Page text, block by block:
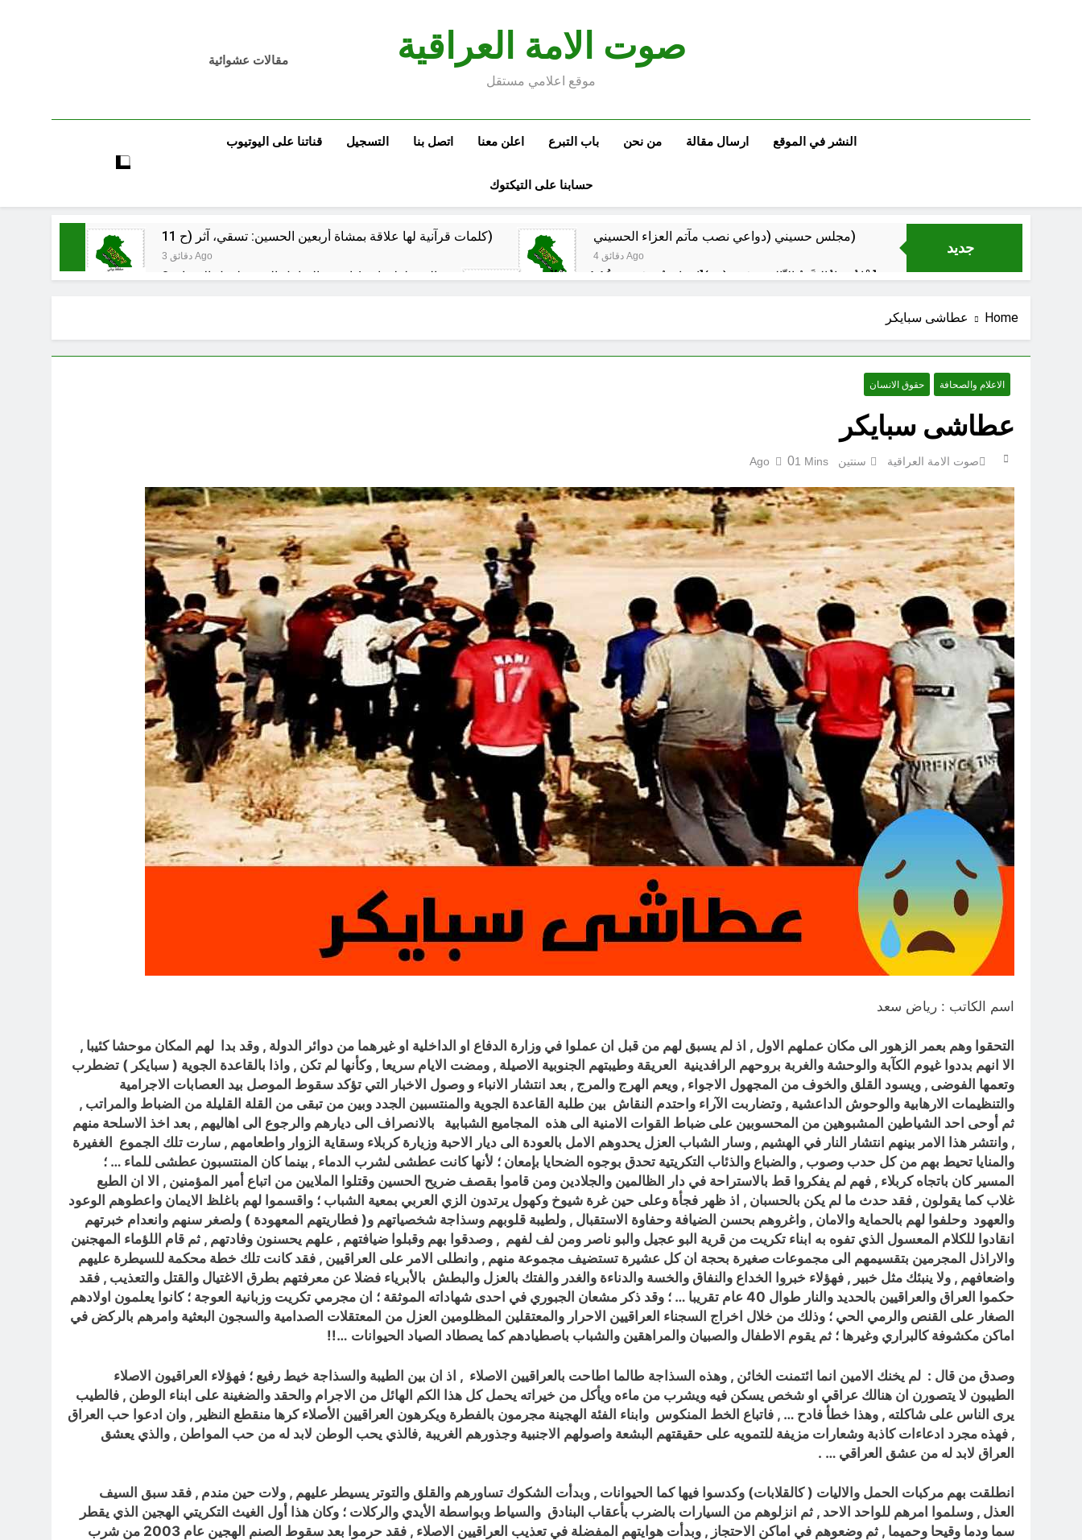
صوت الامة العراقية
موقع اعلامي مستقل
مقالات عشوائية
النشر في الموقع ارسال مقالة من نحن باب التبرع اعلن معنا اتصل بنا التسجيل قناتنا على اليوتيوب
حسابنا على التيكتوك
جديد
كلمات قرآنية لها علاقة بمشاة أربعين الحسين: تسقي، آثر (ح 11)
3 دقائق Ago
مجلس حسيني (دواعي نصب مآتم العزاء الحسيني)
4 دقائق Ago
المخطط بياني / اسس التعامل المنجز لعقل الانسان ؟ عْاشُورْاءُالسَّنَةُ الثَّالِثةَ عشَرَة(٢٢)[إِنتفاضةُ صفَر…تمرُّدٌ حُسَينيٌّ][ب]
الظلم والظلام والمادة المظلمة ‏نحو ترميم البيت العراقي‏ … حوار في الاصلاح الديني‏(الحلقة الاولى)‏
ازمة العلم العراقي.. ليست ازمة فقدان الوطنية عند العراقيين.. بل (ازمة فقدان الوطنية بالعلم نفسه) نركز على فئة الأغلبية (لا ترفع العلم
Home عطاشى سبايكر
الاعلام والصحافة حقوق الانسان
عطاشى سبايكر
صوت الامة العراقية سنتين Ago 01 Mins
اسم الكاتب : رياض سعد
التحقوا وهم بعمر الزهور الى مكان عملهم الاول , اذ لم يسبق لهم من قبل ان عملوا في وزارة الدفاع او الداخلية او غيرهما من دوائر الدولة , وقد بدا لهم المكان موحشا كئيبا ,
الا انهم بددوا غيوم الكآبة والوحشة والغربة بروحهم الرافدينية العريقة وطيبتهم الجنوبية الاصيلة , ومضت الايام سريعا , وكأنها لم تكن , واذا بالقاعدة الجوية ( سبايكر ) تضطرب
وتعمها الفوضى , ويسود القلق والخوف من المجهول الاجواء , ويعم الهرج والمرج , بعد انتشار الانباء و وصول الاخبار التي تؤكد سقوط الموصل بيد العصابات الاجرامية
والتنظيمات الارهابية والوحوش الداعشية , وتضاربت الآراء واحتدم النقاش بين طلبة القاعدة الجوية والمنتسبين الجدد وبين من تبقى من القلة القليلة من الضباط والمراتب ,
ثم أوحى احد الشياطين المشبوهين من المحسوبين على ضباط القوات الامنية الى هذه المجاميع الشبابية بالانصراف الى ديارهم والرجوع الى اهاليهم , بعد اخذ الاسلحة منهم
, وانتشر هذا الامر بينهم انتشار النار في الهشيم , وسار الشباب العزل يحدوهم الامل بالعودة الى ديار الاحبة وزيارة كربلاء وسقاية الزوار واطعامهم , سارت تلك الجموع الغفيرة
والمنايا تحيط بهم من كل حدب وصوب , والضباع والذئاب التكريتية تحدق بوجوه الضحايا بإمعان ؛ لأنها كانت عطشى لشرب الدماء , بينما كان المنتسبون عطشى للماء … ؛
المسير كان باتجاه كربلاء , فهم لم يفكروا قط بالاستراحة في دار الظالمين والجلادين ومن قاموا بقصف ضريح الحسين وقتلوا الملايين من اتباع أمير المؤمنين , الا ان الطبع
غلاب كما يقولون , فقد حدث ما لم يكن بالحسبان , اذ ظهر فجأة وعلى حين غرة شيوخ وكهول يرتدون الزي العربي بمعية الشباب ؛ واقسموا لهم باغلظ الايمان واعطوهم الوعود
والعهود وحلفوا لهم بالحماية والامان , واغروهم بحسن الضيافة وحفاوة الاستقبال , ولطيبة قلوبهم وسذاجة شخصياتهم و( فطاريتهم المعهودة ) ولصغر سنهم وانعدام خبرتهم
انقادوا للكلام المعسول الذي تفوه به ابناء تكريت من قرية البو عجيل والبو ناصر ومن لف لفهم , وصدقوا بهم وقبلوا ضيافتهم , علهم يحسنون وفادتهم , ثم قام اللؤماء المهجنين
والاراذل المجرمين بتقسيمهم الى مجموعات صغيرة بحجة ان كل عشيرة تستضيف مجموعة منهم , وانطلى الامر على العراقيين , فقد كانت تلك خطة محكمة للسيطرة عليهم
واضعافهم , ولا ينبئك مثل خبير , فهؤلاء خبروا الخداع والنفاق والخسة والدناءة والغدر والفتك بالعزل والبطش بالأبرياء فضلا عن معرفتهم بطرق الاغتيال والقتل والتعذيب , فقد
حكموا العراق والعراقيين بالحديد والنار طوال 40 عام تقريبا … ؛ وقد ذكر مشعان الجبوري في احدى شهاداته الموثقة ؛ ان مجرمي تكريت وزبانية العوجة ؛ كانوا يعلمون اولادهم
الصغار على القنص والرمي الحي ؛ وذلك من خلال اخراج السجناء العراقيين الاحرار والمعتقلين المظلومين العزل من المعتقلات الصدامية والسجون البعثية وامرهم بالركض في
اماكن مكشوفة كالبراري وغيرها ؛ ثم يقوم الاطفال والصبيان والمراهقين والشباب باصطيادهم كما يصطاد الصياد الحيوانات …!!
وصدق من قال : لم يخنك الامين انما ائتمنت الخائن , وهذه السذاجة طالما اطاحت بالعراقيين الاصلاء , اذ ان بين الطيبة والسذاجة خيط رفيع ؛ فهؤلاء العراقيون الاصلاء
الطيبون لا يتصورن ان هنالك عراقي او شخص يسكن فيه ويشرب من ماءه ويأكل من خيراته يحمل كل هذا الكم الهائل من الاجرام والحقد والضغينة على ابناء الوطن , فالطيب
يرى الناس على شاكلته , وهذا خطأ فادح … , فاتباع الخط المنكوس وابناء الفئة الهجينة مجرمون بالفطرة ويكرهون العراقيين الأصلاء كرها منقطع النظير , وان ادعوا حب العراق
, فهذه مجرد ادعاءات كاذبة وشعارات مزيفة للتمويه على حقيقتهم البشعة واصولهم الاجنبية وجذورهم الغريبة ,فالذي يحب الوطن لابد له من حب المواطن , والذي يعشق
العراق لابد له من عشق العراقي … .
انطلقت بهم مركبات الحمل والاليات ( كالقلابات) وكدسوا فيها كما الحيوانات , وبدأت الشكوك تساورهم والقلق والتوتر يسيطر عليهم , ولات حين مندم , فقد سبق السيف
العذل , وسلموا امرهم للواحد الاحد , ثم انزلوهم من السيارات بالضرب بأعقاب البنادق والسياط وبواسطة الأيدي والركلات ؛ وكان هذا أول الغيث التكريتي الهجين الذي يقطر
سما ودما وقيحا وحميما , ثم وضعوهم في اماكن الاحتجاز , وبدأت هوايتهم المفضلة في تعذيب العراقيين الاصلاء , فقد حرموا بعد سقوط الصنم الهجين عام 2003 من شرب